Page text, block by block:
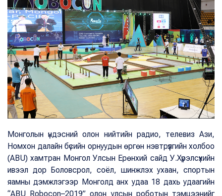
Монголын үндэсний олон нийтийн радио, телевиз Ази,
Номхон далайн бүсийн орнуудын өргөн нэвтрүүлгийн холбоо
(ABU) хамтран Монгол Улсын Ерөнхий сайд У.Хүрэлсүхийн
ивээл дор Боловсрол, соёл, шинжлэх ухаан, спортын
яамны дэмжлэгээр Монголд анх удаа 18 дахь удаагийн
“ABU Robocon–2019” олон улсын роботын тэмцээнийг